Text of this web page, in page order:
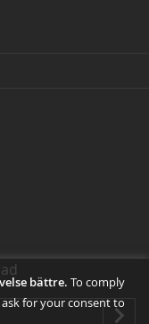
bättre. To comply
for your consent to